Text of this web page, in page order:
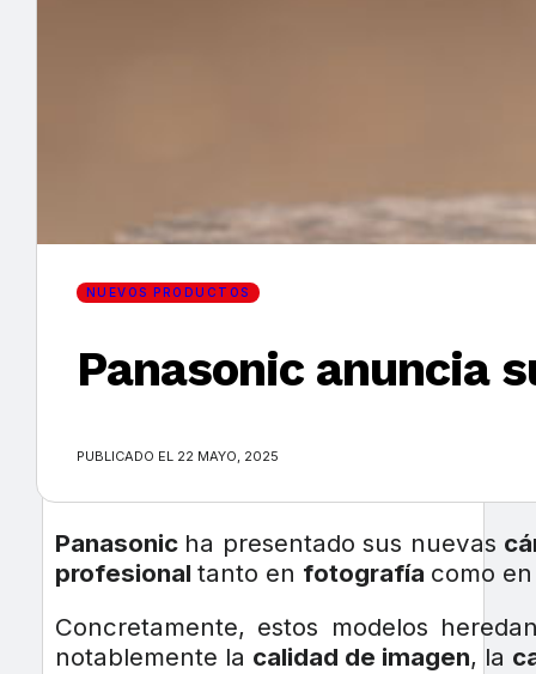
Encuentra tu noticia
NUEVOS PRODUCTOS
Panasonic anuncia
PUBLICADO EL 22 MAYO, 2025
Panasonic ha presentado sus nuevas
profesional tanto en fotografía como
Concretamente, estos modelos
notablemente la calidad de imagen, la